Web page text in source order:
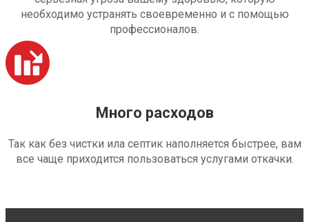
необходимо устранять своевременно и с помощью
профессионалов.
Много расходов
Так как без чистки ила септик наполняется быстрее, вам
все чаще приходится пользоваться услугами откачки.